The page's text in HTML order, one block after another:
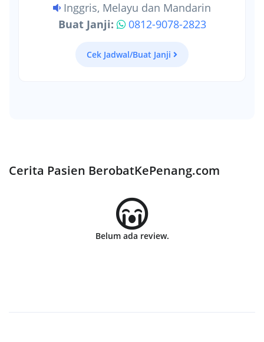
Inggris, Melayu dan Mandarin
Buat Janji:
0812-9078-2823
Cek Jadwal/Buat Janji
Cerita Pasien BerobatKePenang.com
Belum ada review.